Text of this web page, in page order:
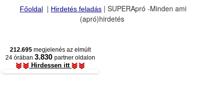
Főoldal | Hirdetés feladás | SUPERApró -Minden ami
(apró)hirdetés
212.695 megjelenés az elmúlt
24 órában 3.830 partner oldalon
Hirdessen itt